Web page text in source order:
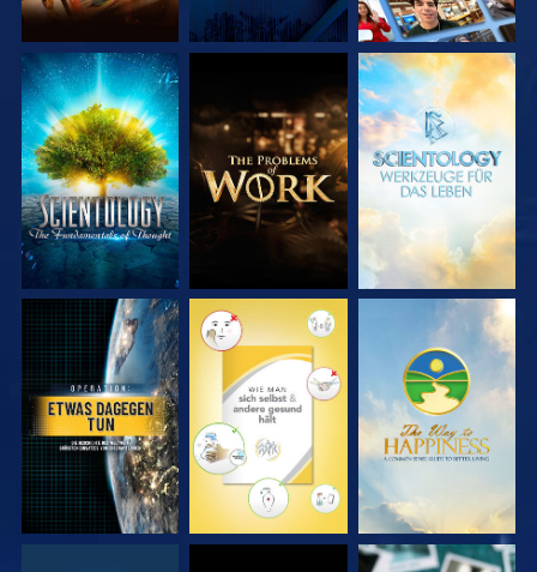
SERIE
ENTDECKEN
SERIE
ENTDECKEN
SERIE
ENTDECKEN
ANSEHEN ANSEHEN ANSEHEN